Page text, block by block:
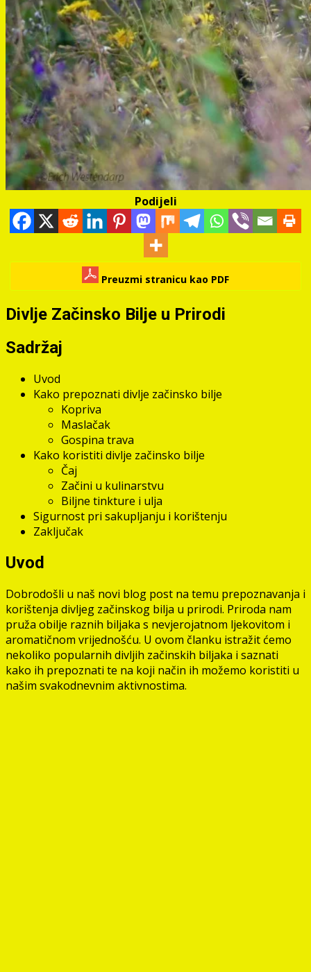
Podijeli
Preuzmi stranicu kao PDF
Divlje Začinsko Bilje u Prirodi
Sadržaj
Uvod
Kako prepoznati divlje začinsko bilje
Kopriva
Maslačak
Gospina trava
Kako koristiti divlje začinsko bilje
Čaj
Začini u kulinarstvu
Biljne tinkture i ulja
Sigurnost pri sakupljanju i korištenju
Zaključak
Uvod
Dobrodošli u naš novi blog post na temu prepoznavanja i
korištenja divljeg začinskog bilja u prirodi. Priroda nam
pruža obilje raznih biljaka s nevjerojatnom ljekovitom i
aromatičnom vrijednošću. U ovom članku istražit ćemo
nekoliko popularnih divljih začinskih biljaka i saznati
kako ih prepoznati te na koji način ih možemo koristiti u
našim svakodnevnim aktivnostima.